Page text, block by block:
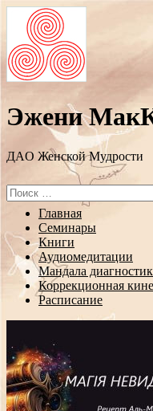
Эжени
ДAO Женской Мудрости
Search
for:
Перейти
содержанию
Главная
Семинары
Книги
Аудиомедитации
Мандала
Коррекционная
Расписание